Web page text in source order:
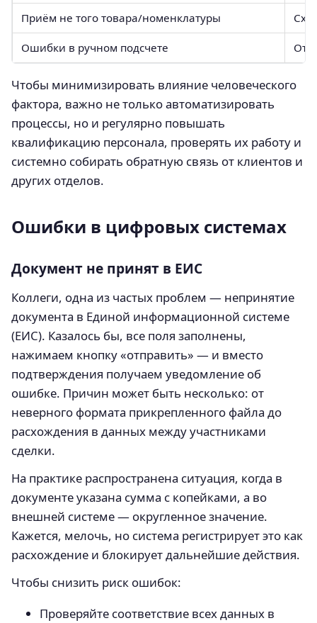
Приём не того товара/номенклатуры
Ошибки в ручном подсчете
Чтобы минимизировать влияние человеческого
фактора, важно не только автоматизировать
процессы, но и регулярно повышать
квалификацию персонала, проверять их работу и
системно собирать обратную связь от клиентов и
других отделов.
Ошибки в цифровых системах
Документ не принят в ЕИС
Коллеги, одна из частых проблем — непринятие
документа в Единой информационной системе
(ЕИС). Казалось бы, все поля заполнены,
нажимаем кнопку «отправить» — и вместо
подтверждения получаем уведомление об
ошибке. Причин может быть несколько: от
неверного формата прикрепленного файла до
расхождения в данных между участниками
сделки.
На практике распространена ситуация, когда в
документе указана сумма с копейками, а во
внешней системе — округленное значение.
Кажется, мелочь, но система регистрирует это как
расхождение и блокирует дальнейшие действия.
Чтобы снизить риск ошибок:
Проверяйте соответствие всех данных в